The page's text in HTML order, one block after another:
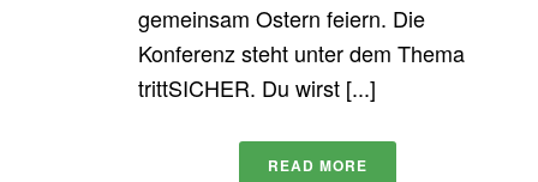
gemeinsam Ostern feiern. Die
Konferenz steht unter dem Thema
trittSICHER. Du wirst [...]
READ MORE